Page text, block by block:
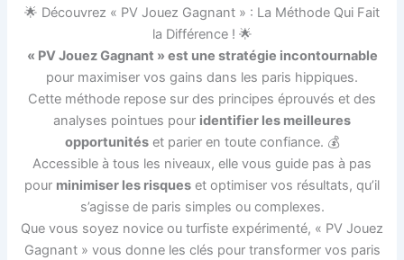
🌟 Découvrez « PV Jouez Gagnant » : La Méthode Qui Fait
la Différence ! 🌟
« PV Jouez Gagnant » est une stratégie incontournable
pour maximiser vos gains dans les paris hippiques.
Cette méthode repose sur des principes éprouvés et des
analyses pointues pour identifier les meilleures
opportunitéset parier en toute confiance. 💰
Accessible à tous les niveaux, elle vous guide pas à pas
pour minimiser les risques et optimiser vos résultats, qu’il
s’agisse de paris simples ou complexes.
Que vous soyez novice ou turfiste expérimenté, « PV Jouez
Gagnant » vous donne les clés pour transformer vos paris